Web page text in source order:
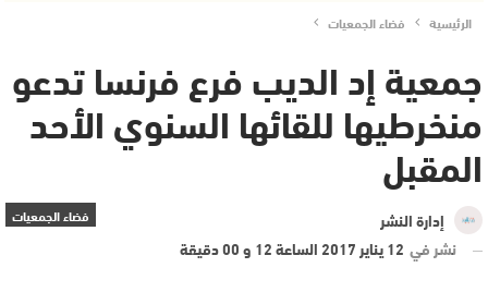
الرئيسية فضاء الجمعيات
جمعية إد الديب فرع فرنسا تدعو
منخرطيها للقائها السنوي الأحد
المقبل
فضاء الجمعيات
إدارة النشر
نشر في 12 يناير 2017 الساعة 12 و 00 دقيقة